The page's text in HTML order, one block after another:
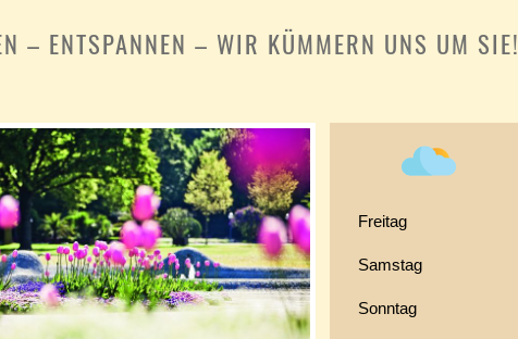
– ENTSPANNEN – WIR KÜMMERN UNS UM SIE!
Freitag
Samstag
Sonntag